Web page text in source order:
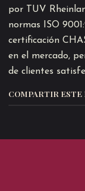
por TUV
normas ISO
certificación
en el mercado,
de clientes
COMPARTIR ESTE